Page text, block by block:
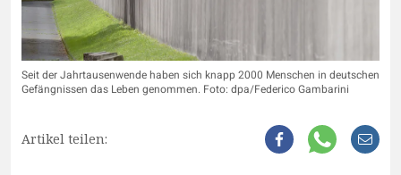
Seit der Jahrtausenwende haben sich knapp 2000 Menschen in deutschen
Gefängnissen das Leben genommen. Foto: dpa/Federico Gambarini
Artikel teilen: